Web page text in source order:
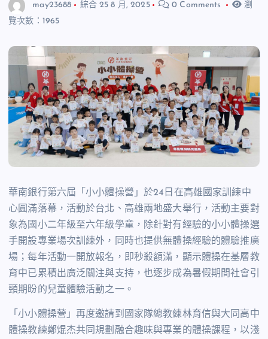
may23688 綜合 25 8 月, 2025 0 Comments
瀏
覽次數：1965
華南銀行第六屆「小小體操營」於24日在高雄國家訓練中
心圓滿落幕，活動於台北、高雄兩地盛大舉行，活動主要對
象為國小二年級至六年級學童，除針對有經驗的小小體操選
手開設專業場次訓練外，同時也提供無體操經驗的體驗推廣
場；每年活動一開放報名，即秒殺額滿，顯示體操在基層教
育中已累積出廣泛關注與支持，也逐步成為暑假期間社會引
頸期盼的兒童體驗活動之一。
「小小體操營」再度邀請到國家隊總教練林育信與大同高中
體操教練鄭焜杰共同規劃融合趣味與專業的體操課程，以淺